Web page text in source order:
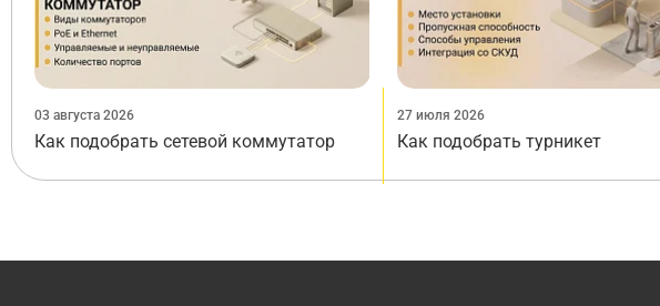
03 августа 2026
Как подобрать сетевой коммутатор
27 июля 2026
Как подобрать турникет